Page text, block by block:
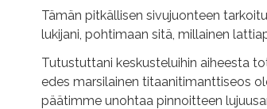
Tämän pitkällisen sivujuonteen
lukijani, pohtimaan sitä, millainen
Tutustuttani keskusteluihin aiheesta
edes marsilainen titaanitimanttiseos
päätimme unohtaa pinnoitteen